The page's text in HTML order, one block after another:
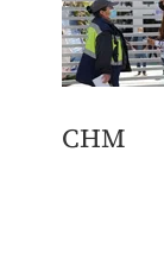
CHM